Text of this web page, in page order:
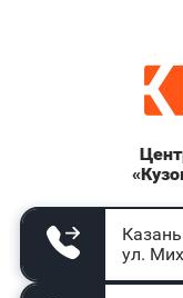
Казань
ул.